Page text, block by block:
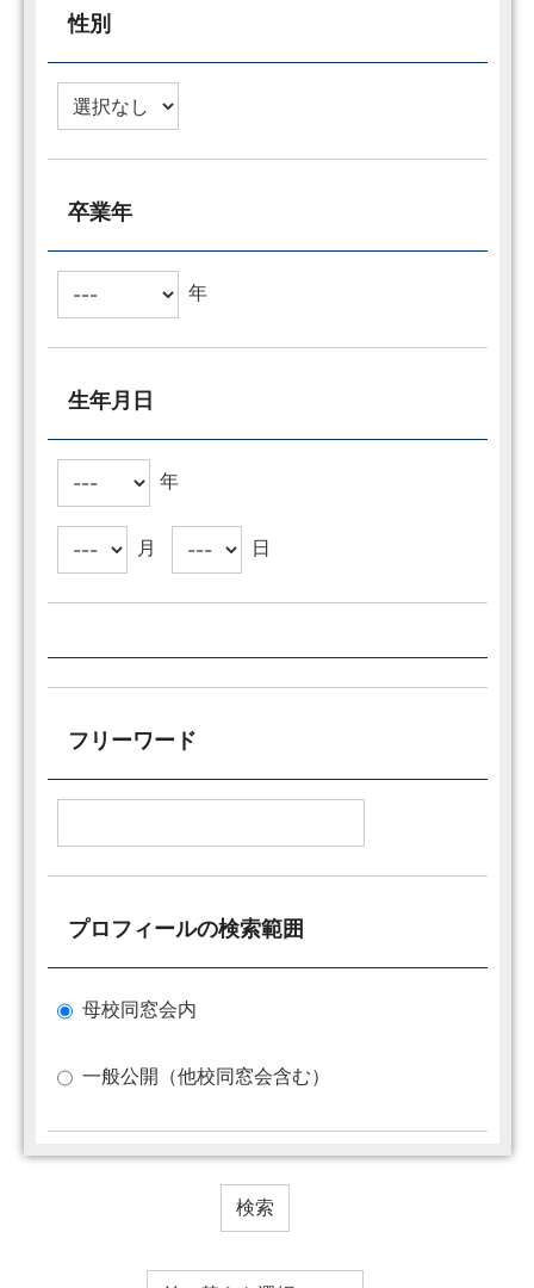
性別
卒業年
年
生年月日
年
月 日
フリーワード
プロフィールの検索範囲
母校同窓会内
一般公開（他校同窓会含む）